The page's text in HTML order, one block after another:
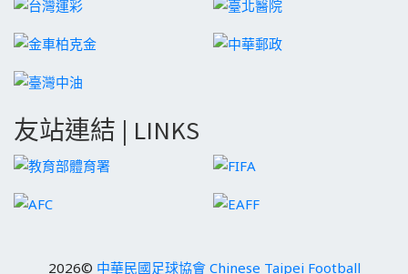
友站連結 | LINKS
2026© 中華民國足球協會 Chinese Taipei Football